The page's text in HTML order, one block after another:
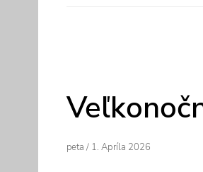
Author
Peta / Posted
1. Apríla 2026